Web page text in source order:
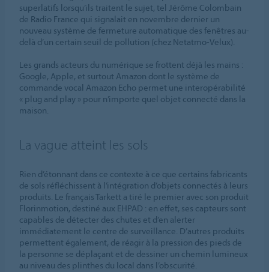
superlatifs lorsqu’ils traitent le sujet, tel Jérôme Colombain
de Radio France qui signalait en novembre dernier un
nouveau système de fermeture automatique des fenêtres au-
delà d’un certain seuil de pollution (chez Netatmo-Velux).
Les grands acteurs du numérique se frottent déjà les mains :
Google, Apple, et surtout Amazon dont le système de
commande vocal Amazon Echo permet une interopérabilité
« plug and play » pour n’importe quel objet connecté dans la
maison.
La vague atteint les sols
Rien d’étonnant dans ce contexte à ce que certains fabricants
de sols réfléchissent à l’intégration d’objets connectés à leurs
produits. Le français Tarkett a tiré le premier avec son produit
Florinmotion, destiné aux EHPAD : en effet, ses capteurs sont
capables de détecter des chutes et d’en alerter
immédiatement le centre de surveillance. D’autres produits
permettent également, de réagir à la pression des pieds de
la personne se déplaçant et de dessiner un chemin lumineux
au niveau des plinthes du local dans l’obscurité.